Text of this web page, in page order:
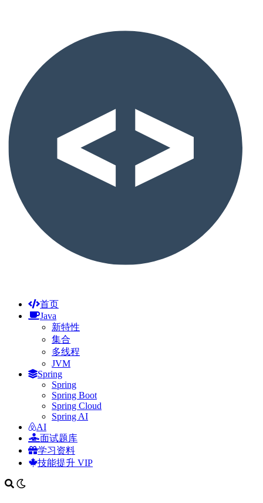
首页
Java
新特性
集合
多线程
JVM
Spring
Spring
Spring Boot
Spring Cloud
Spring AI
AI
面试题库
学习资料
技能提升 VIP